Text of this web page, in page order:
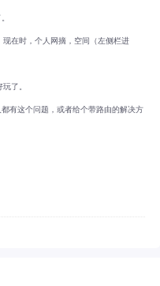
在时，个人网摘，空间（左侧栏进
了。
有这个问题，或者给个带路由的解决方